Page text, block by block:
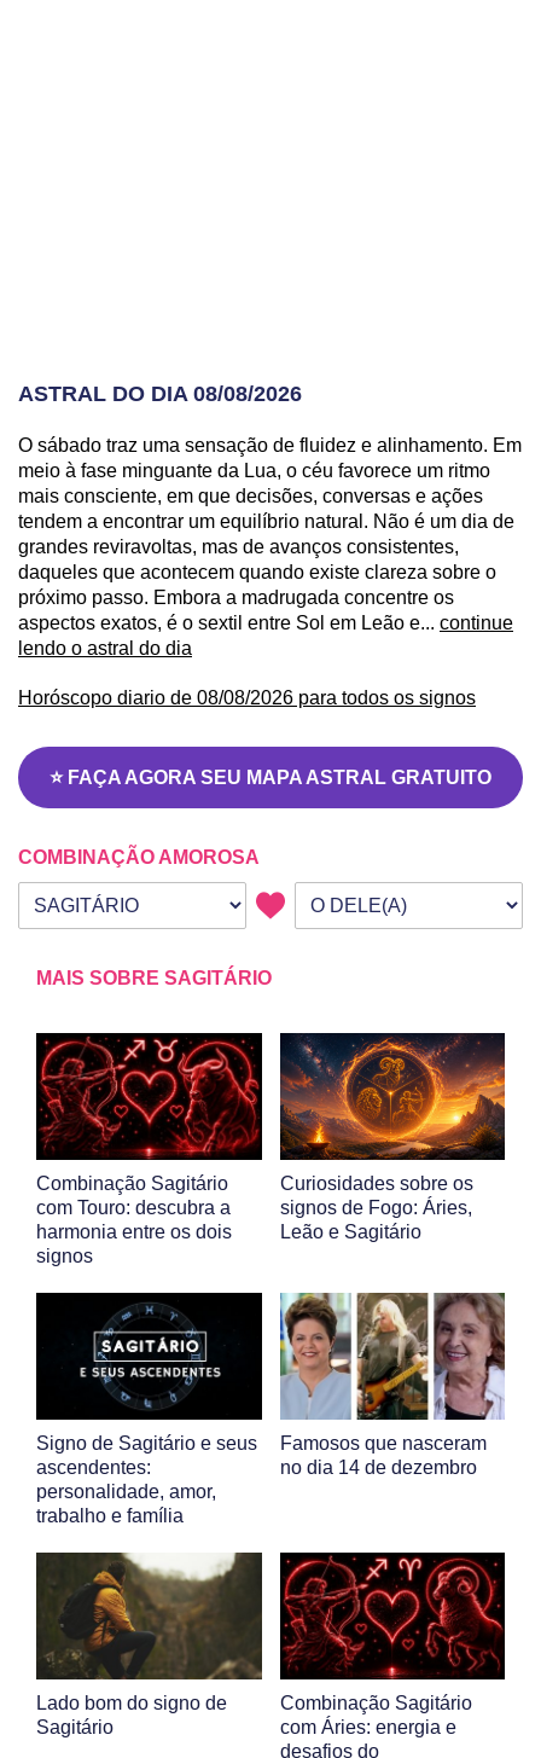
ASTRAL DO DIA 08/08/2026
O sábado traz uma sensação de fluidez e alinhamento. Em
meio à fase minguante da Lua, o céu favorece um ritmo
mais consciente, em que decisões, conversas e ações
tendem a encontrar um equilíbrio natural. Não é um dia de
grandes reviravoltas, mas de avanços consistentes,
daqueles que acontecem quando existe clareza sobre o
próximo passo. Embora a madrugada concentre os
aspectos exatos, é o sextil entre Sol em Leão e... continue
lendo o astral do dia
Horóscopo diario de 08/08/2026 para todos os signos
⭐ FAÇA AGORA SEU MAPA ASTRAL GRATUITO
COMBINAÇÃO AMOROSA
Seu signo
Signo da outra pessoa
MAIS SOBRE SAGITÁRIO
Combinação Sagitário
com Touro: descubra a
harmonia entre os dois
signos
Curiosidades sobre os
signos de Fogo: Áries,
Leão e Sagitário
Signo de Sagitário e seus
ascendentes:
personalidade, amor,
trabalho e família
Famosos que nasceram
no dia 14 de dezembro
Lado bom do signo de
Sagitário
Combinação Sagitário
com Áries: energia e
desafios do